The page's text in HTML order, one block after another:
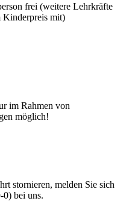
frei (weitere Lehrkräfte
Kinderpreis mit)
im Rahmen von
möglich!
stornieren, melden Sie sich
0) bei uns.